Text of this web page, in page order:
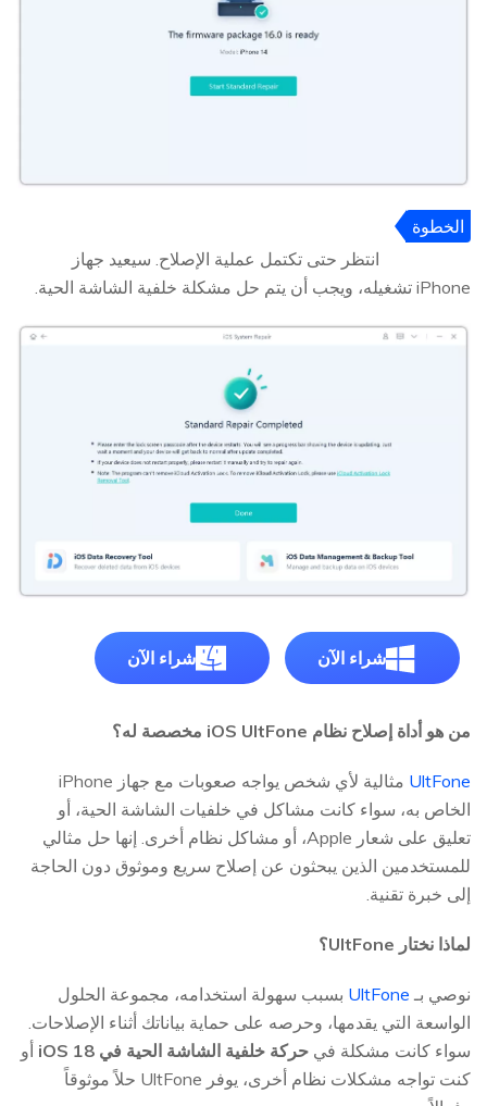
الخطوة
انتظر حتى تكتمل عملية الإصلاح. سيعيد جهاز
iPhone تشغيله، ويجب أن يتم حل مشكلة خلفية الشاشة الحية.
شراء الآن شراء الآن
من هو أداة إصلاح نظام iOS UltFone مخصصة له؟
UltFone
مثالية لأي شخص يواجه صعوبات مع جهاز iPhone
الخاص به، سواء كانت مشاكل في خلفيات الشاشة الحية، أو
تعليق على شعار Apple، أو مشاكل نظام أخرى. إنها حل مثالي
للمستخدمين الذين يبحثون عن إصلاح سريع وموثوق دون الحاجة
إلى خبرة تقنية.
لماذا نختار UltFone؟
نوصي بـ UltFone بسبب سهولة استخدامه، مجموعة الحلول
الواسعة التي يقدمها، وحرصه على حماية بياناتك أثناء الإصلاحات.
سواء كانت مشكلة في حركة خلفية الشاشة الحية في iOS 18
أو
كنت تواجه مشكلات نظام أخرى، يوفر UltFone حلاً موثوقاً